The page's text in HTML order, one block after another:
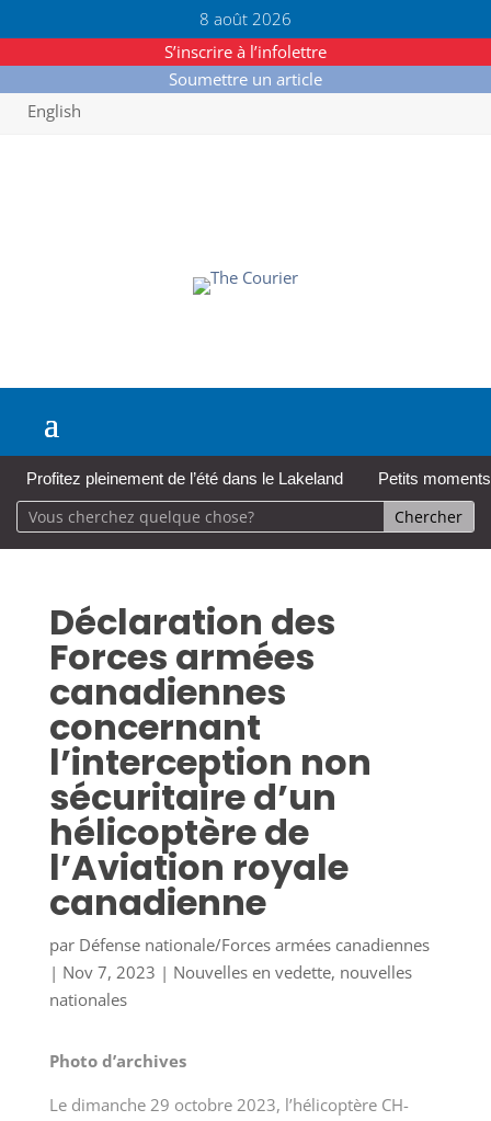
8 août 2026
S’inscrire à l’infolettre
Soumettre un article
English
Profitez pleinement de l’été dans le Lakeland Petits
Déclaration des
Forces armées
canadiennes
concernant
l’interception non
sécuritaire d’un
hélicoptère de
l’Aviation royale
canadienne
par Défense nationale/Forces armées canadiennes
| Nov 7, 2023 | Nouvelles en vedette, nouvelles
nationales
Photo d’archives
Le dimanche 29 octobre 2023, l’hélicoptère CH-